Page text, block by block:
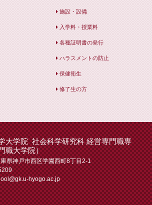
施設・設備
入学料・授業料
各種証明書の発行
ハラスメントの防止
保健衛生
修了生の方
大学院 社会科学研究科 経営専門職専
職大学院）
県神戸市西区学園西町8丁目2-1
hyogo.ac.jp